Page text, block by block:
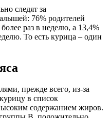
следят за
76% родителей
раз в неделю, а 13,4%
То есть курица – один
прежде всего, из-за
в список
содержанием жиров.